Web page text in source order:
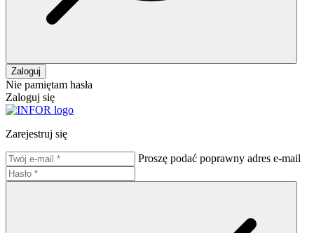
Zaloguj
Nie pamiętam hasła
Zaloguj się
Zarejestruj się
Proszę podać poprawny adres e-mail